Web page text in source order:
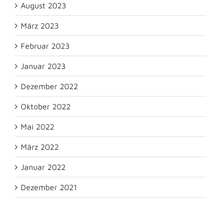
August 2023
März 2023
Februar 2023
Januar 2023
Dezember 2022
Oktober 2022
Mai 2022
März 2022
Januar 2022
Dezember 2021